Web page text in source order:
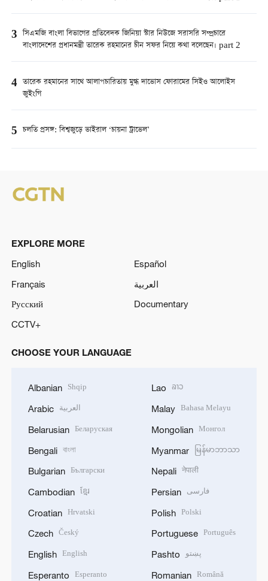
3 সিএমজি বাংলা বিভাগের প্রতিবেদক জিনিয়া স্টার নিউজে সরাসরি সম্প্রচারে
বাংলাদেশের প্রধানমন্ত্রী তারেক রহমানের চীন সফর নিয়ে কথা বলেছেন। part 2
4 তারেক রহমানের সাথে আলাপচারিতায় মুগ্ধ দাভোস ফোরামের সিইও আলোইস
জুইংগি
5 চলতি প্রসঙ্গ: বিশ্বজুড়ে ভাইরাল ‘চায়না ট্রাভেল’
EXPLORE MORE
English
Español
Français
العربية
Русский
Documentary
CCTV+
CHOOSE YOUR LANGUAGE
Albanian Shqip
Arabic العربية
Belarusian Беларуская
Bengali বাংলা
Bulgarian Български
Cambodian ខ្មែរ
Croatian Hrvatski
Czech Český
English English
Esperanto Esperanto
Lao ລາວ
Malay Bahasa Melayu
Mongolian Монгол
Myanmar မြန်မာဘာသာ
Nepali नेपाली
Persian فارسی
Polish Polski
Portuguese Português
Pashto پښتو
Romanian Română